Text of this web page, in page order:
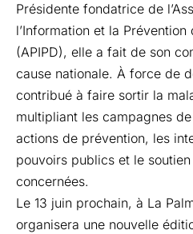
Présidente fondatrice de
l’Information et la
(APIPD), elle a fait de son
cause nationale. À force de
contribué à faire sortir la
multipliant les campagnes
actions de prévention, les
pouvoirs publics et le
concernées.
Le 13 juin prochain, à La
organisera une nouvelle